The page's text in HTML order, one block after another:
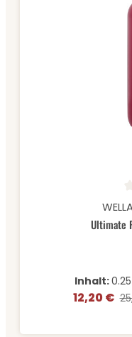
Durchschnittliche
Ultimate
Inhalt:
12,20 €